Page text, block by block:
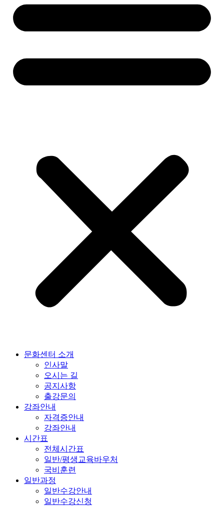
문화센터 소개
인사말
오시는 길
공지사항
출강문의
강좌안내
자격증안내
강좌안내
시간표
전체시간표
일반/평생교육바우처
국비훈련
일반과정
일반수강안내
일반수강신청